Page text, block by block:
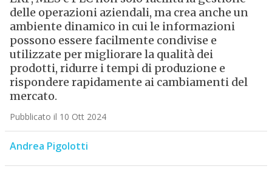
delle operazioni aziendali, ma crea anche un
ambiente dinamico in cui le informazioni
possono essere facilmente condivise e
utilizzate per migliorare la qualità dei
prodotti, ridurre i tempi di produzione e
rispondere rapidamente ai cambiamenti del
mercato.
Pubblicato il 10 Ott 2024
Andrea Pigolotti